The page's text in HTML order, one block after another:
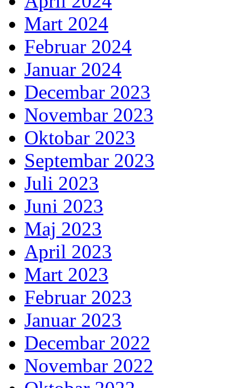
Mart 2024
Februar 2024
Januar 2024
Decembar 2023
Novembar 2023
Oktobar 2023
Septembar 2023
Juli 2023
Juni 2023
Maj 2023
April 2023
Mart 2023
Februar 2023
Januar 2023
Decembar 2022
Novembar 2022